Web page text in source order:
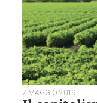
7 MAGGIO 2019